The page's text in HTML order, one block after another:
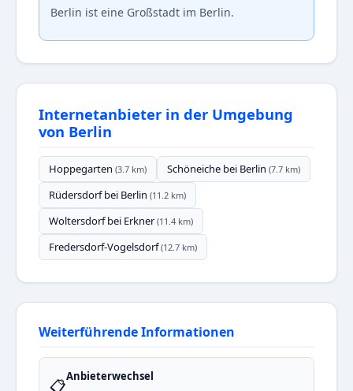
Berlin ist eine Großstadt im Berlin.
Internetanbieter in der Umgebung
von Berlin
Hoppegarten (3.7 km) Schöneiche bei Berlin (7.7 km)
Rüdersdorf bei Berlin (11.2 km)
Woltersdorf bei Erkner(11.4 km)
Fredersdorf-Vogelsdorf(12.7 km)
Weiterführende Informationen
Anbieterwechsel